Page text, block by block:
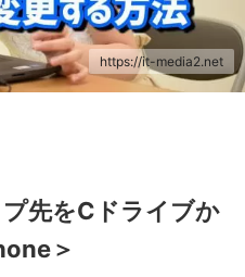
https://it-media2.net
先をCドライブか
＞